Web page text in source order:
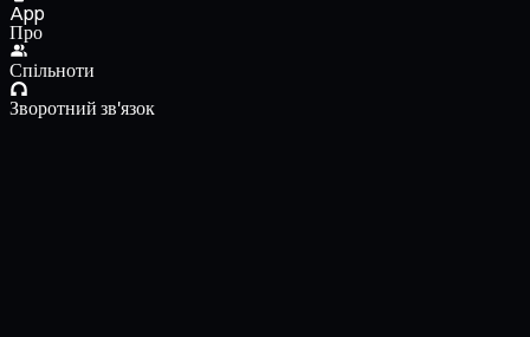
App
Про
Спільноти
Зворотний зв'язок